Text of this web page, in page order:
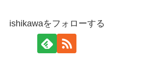
ishikawaをフォローする